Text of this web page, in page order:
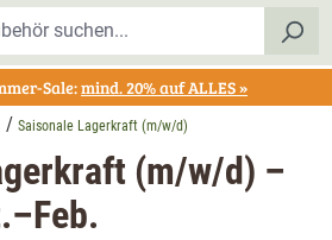
Sale:mind. 20% auf ALLES »
Saisonale Lagerkraft (m/w/d)
(m/w/d) –